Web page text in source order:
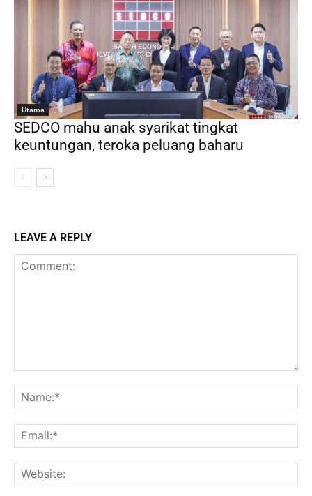
Utama
SEDCO mahu anak syarikat tingkat
keuntungan, teroka peluang baharu
LEAVE A REPLY